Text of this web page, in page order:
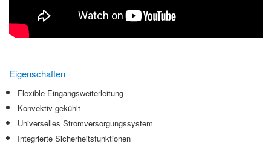
Eigenschaften
Flexible Eingangsweiterleitung
Konvektiv gekühlt
Universelles Stromversorgungssystem
Integrierte Sicherheitsfunktionen